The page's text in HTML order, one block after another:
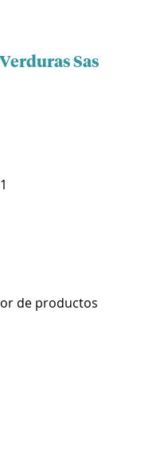
Sas
de productos